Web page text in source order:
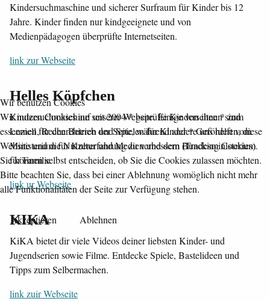
Kindersuchmaschine und sicherer Surfraum für Kinder bis 12
Jahre. Kinder finden nur kindgeeignete und von
Medienpädagogen überprüfte Internetseiten.
link zur Webseite
Helles Köpfchen
Kindersuchmaschine seit 2004 * geprüfte Kinderseiten * zum
Lernen, Recherchieren und Spielen für Kinder * Gefördert vom
Ministerium für Kultur und Medien und dem Bundesministerium
für Familie
link ur Webseite
KIKA
KiKA bietet dir viele Videos deiner liebsten Kinder- und
Jugendserien sowie Filme. Entdecke Spiele, Bastelideen und
Tipps zum Selbermachen.
link zuir Webseite
Wir benutzen Cookies
Wir nutzen Cookies auf unserer Website. Einige von ihnen sind
essenziell für den Betrieb der Seite, während andere uns helfen, diese
Website und die Nutzererfahrung zu verbessern (Tracking Cookies).
Sie können selbst entscheiden, ob Sie die Cookies zulassen möchten.
Bitte beachten Sie, dass bei einer Ablehnung womöglich nicht mehr
alle Funktionalitäten der Seite zur Verfügung stehen.
Akzeptieren Ablehnen